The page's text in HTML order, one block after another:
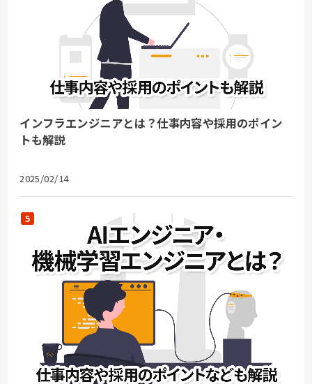
インフラエンジニアとは？仕事内容や採用のポイン
トも解説
2025/02/14